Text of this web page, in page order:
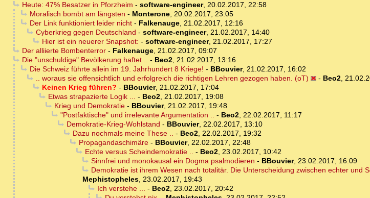
Heute: 47% Besatzer in Pforzheim - software-engineer, 20.02.2017, 22:58
Moralisch bombt am längsten - Monterone, 20.02.2017, 23:05
Der Link funktioniert leider nicht- Falkenauge, 21.02.2017, 12:16
Cyberkrieg gegen Deutschland - software-engineer, 21.02.2017, 14:40
Hier ist ein neuerer Snapshot: - software-engineer, 21.02.2017, 17:27
Der alliierte Bombenterror- Falkenauge, 21.02.2017, 09:07
Die "unschuldige" Bevölkerung haftet .. - Beo2, 21.02.2017, 13:16
Die Schweiz führte allein im 19. Jahrhundert 8 Kriege! - BBouvier, 21.02.2017, 16:02
.. woraus sie offensichtlich und erfolgreich die richtigen Lehren gezogen haben. (oT)
- Beo2,
Keinen Krieg führen? - BBouvier, 21.02.2017, 17:04
Etwas strapazierte Logik ... - Beo2, 21.02.2017, 19:08
Krieg und Demokratie- BBouvier, 21.02.2017, 19:48
"Postfaktische" und irrelevante Argumentation .. - Beo2, 22.02.2017, 11:17
Demokratie-Krieg-Wohlstand - BBouvier, 22.02.2017, 13:10
Dazu nochmals meine These .. - Beo2, 22.02.2017, 19:32
Propagandaschimäre- BBouvier, 22.02.2017, 22:48
Echte versus Scheindemokratie .. - Beo2, 23.02.2017, 10:42
Sinnfrei und monokausal ein Dogma psalmodieren - BBouvier, 23.02.2017, 16:09
Demokratie ist ihrem Wesen nach totalitär. Die Unterscheidung zwischen echter und
Mephistopheles, 23.02.2017, 19:43
Ich verstehe ... - Beo2, 23.02.2017, 20:42